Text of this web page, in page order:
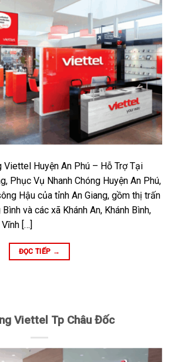
Viettel Huyện An Phú – Hỗ Trợ Tại
Phục Vụ Nhanh Chóng Huyện An Phú,
Hậu của tỉnh An Giang, gồm thị trấn
và các xã Khánh An, Khánh Bình,
[…]
ĐỌC TIẾP →
Viettel Tp Châu Đốc